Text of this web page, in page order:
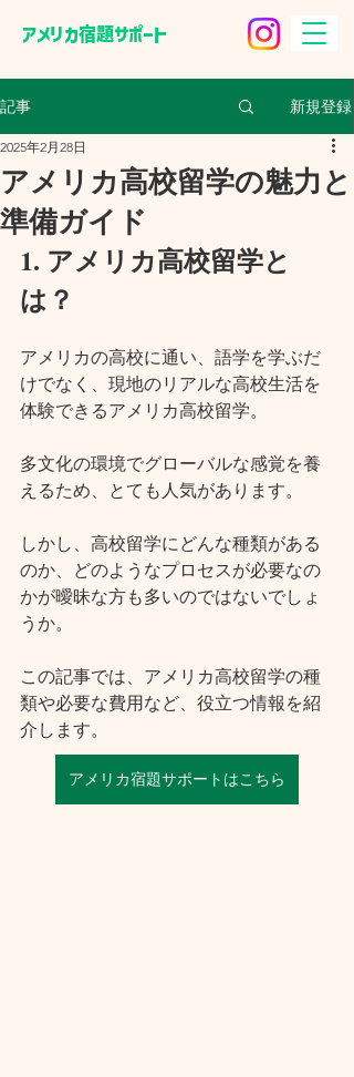
​アメリカ宿題サポート
記事 新規登録
アメリカ高校留学の魅力と
準備ガイド
2025年2月28日
1. アメリカ高校留学と
は？
アメリカの高校に通い、語学を学ぶだ
けでなく、現地のリアルな高校生活を
体験できるアメリカ高校留学。
多文化の環境でグローバルな感覚を養
えるため、とても人気があります。
しかし、高校留学にどんな種類がある
のか、どのようなプロセスが必要なの
かが曖昧な方も多いのではないでしょ
うか。
この記事では、アメリカ高校留学の種
類や必要な費用など、役立つ情報を紹
介します。
アメリカ宿題サポートはこちら